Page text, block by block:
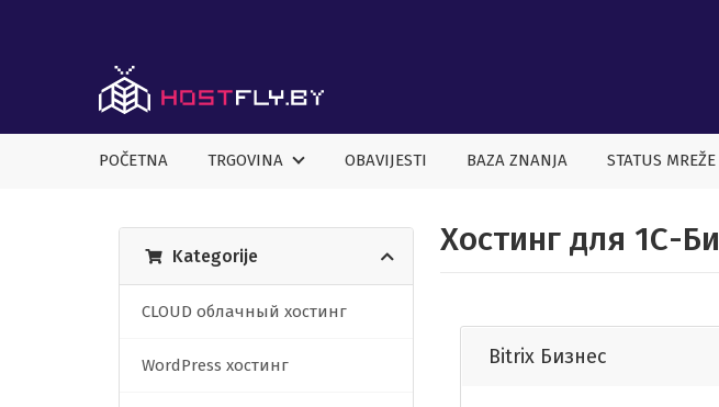
POČETNA TRGOVINA OBAVIJESTI BAZA ZNANJA STATUS MREŽE
Хостинг для 1С-
Kategorije
CLOUD облачный хостинг
WordPress хостинг Bitrix Бизнес